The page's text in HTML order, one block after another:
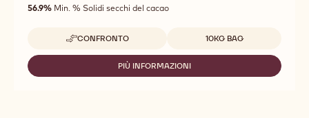
out
media
56.9% Min. % Solidi secchi del cacao
CONFRONTO
-
815
Dimensioni disponibili
10KG BAG
PIÙ INFORMAZIONI
-